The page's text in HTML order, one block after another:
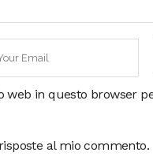
web in questo browser
al mio commento.